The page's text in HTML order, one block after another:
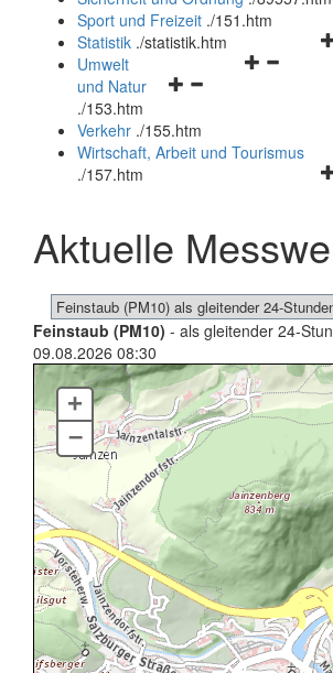
Sport und Freizeit ./151.htm
Statistik ./statistik.htm
Navigationsmenü
und
schließen
Umwelt
und Natur
./153.htm
Verkehr ./155.htm
Wirtschaft, Arbeit und Tourismus
./157.htm
Aktuelle
Feinstaub (PM10) - als gleitender 24-
09.08.2026 08:30
+
–